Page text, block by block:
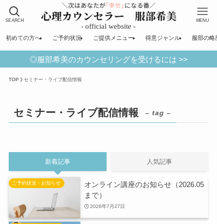
SEARCH MENU
初めての方へ ご予約状況 ご提供メニュー 得意ジャンル 服部の略
◎服部希美のカウンセリングを受けるには >>
TOP セミナー・ライブ配信情報
セミナー・ライブ配信情報 – tag –
新着記事 人気記事
ご予約状況・お知らせ
オンライン講座のお知らせ（2026.05
まで）
2026年7月27日